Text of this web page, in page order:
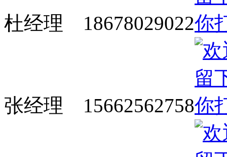
杜经理 18678029022
张经理 15662562758